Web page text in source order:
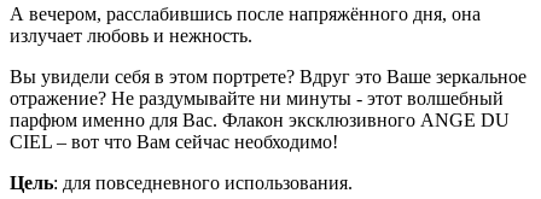
А вечером, расслабившись после напряжённого дня, она
излучает любовь и нежность.
Вы увидели себя в этом портрете? Вдруг это Ваше зеркальное
отражение? Не раздумывайте ни минуты - этот волшебный
парфюм именно для Вас. Флакон эксклюзивного ANGE DU
CIEL – вот что Вам сейчас необходимо!
Цель: для повседневного использования.